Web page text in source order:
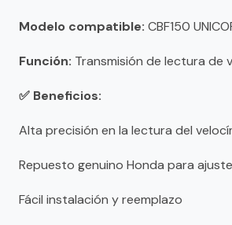
Modelo compatible: CBF150
Función: Transmisión de lectura de
✅ Beneficios:
Alta precisión en la lectura del
Repuesto genuino Honda para
Fácil instalación y reemplazo